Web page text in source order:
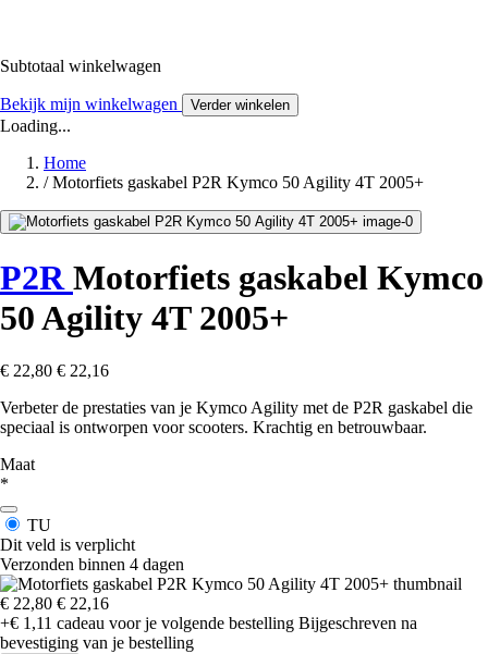
Subtotaal winkelwagen
Bekijk mijn winkelwagen Verder winkelen
Loading...
Home
/ Motorfiets gaskabel P2R Kymco 50 Agility 4T 2005+
P2R Motorfiets gaskabel Kymco
50 Agility 4T 2005+
€ 22,80 € 22,16
Verbeter de prestaties van je Kymco Agility met de P2R gaskabel die
speciaal is ontworpen voor scooters. Krachtig en betrouwbaar.
Maat
*
TU
Dit veld is verplicht
Verzonden binnen 4 dagen
€ 22,80 € 22,16
+€ 1,11 cadeau voor je volgende bestelling Bijgeschreven na
bevestiging van je bestelling